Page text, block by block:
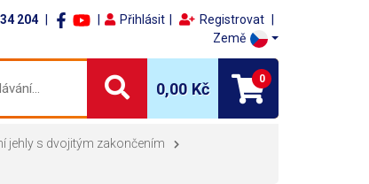
204 Přihlásit
Registrovat
Země
0,00 Kč
0
jehly s dvojitým zakončením